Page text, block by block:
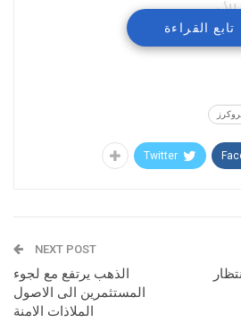
تابع القراءة
Twitter
NEXT POST
الذهب يرتفع مع لجوء
المستثمرين الى الاصول
الملاذات الامنة